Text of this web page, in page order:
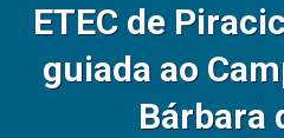
ETEC de
guiada ao
Bárbara